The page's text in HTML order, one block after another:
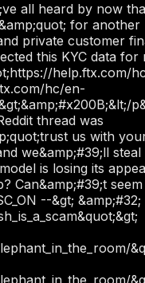
all heard by now
for
private customer
this KYC data for
help.ftx.com/
hc/en-
thread was
us with
we&amp;#39;ll steal
is losing its
Can&amp;#39;t
--&gt; &amp;#32;